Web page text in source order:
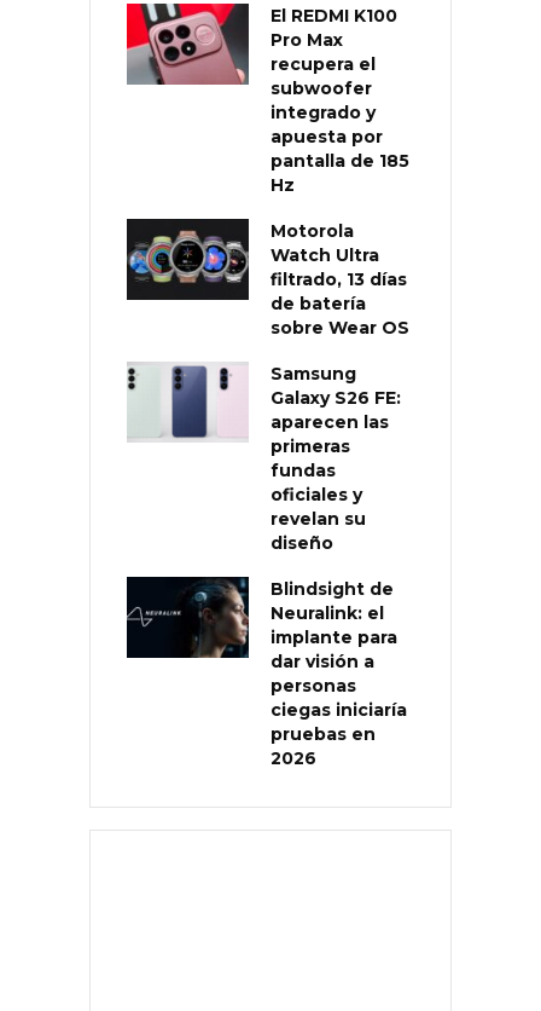
El REDMI K100
Pro Max
recupera el
subwoofer
integrado y
apuesta por
pantalla de 185
Hz
Motorola
Watch Ultra
filtrado, 13 días
de batería
sobre Wear OS
Samsung
Galaxy S26 FE:
aparecen las
primeras
fundas
oficiales y
revelan su
diseño
Blindsight de
Neuralink: el
implante para
dar visión a
personas
ciegas iniciaría
pruebas en
2026